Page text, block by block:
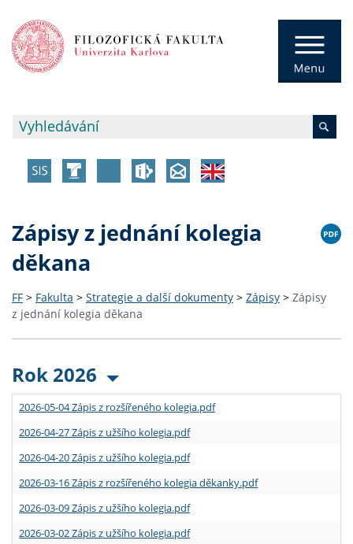
Zápisy z jednání kolegia
děkana
FF > Fakulta > Strategie a další dokumenty > Zápisy > Zápisy
z jednání kolegia děkana
Rok 2026
2026-05-04 Zápis z rozšířeného kolegia.pdf
2026-04-27 Zápis z užšího kolegia.pdf
2026-04-20 Zápis z užšího kolegia.pdf
2026-03-16 Zápis z rozšířeného kolegia děkanky.pdf
2026-03-09 Zápis z užšího kolegia.pdf
2026-03-02 Zápis z užšího kolegia.pdf